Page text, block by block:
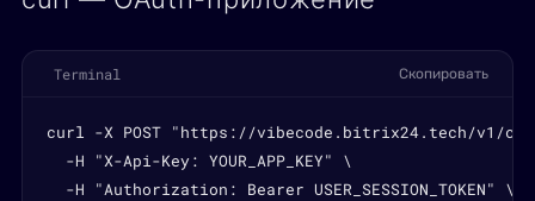
Terminal Скопировать
curl -X POST "https://vibecode.bitrix24.tech/v1/
  -H "X-Api-Key: YOUR_APP_KEY" \
  -H "Authorization: Bearer USER_SESSION_TOKEN" \